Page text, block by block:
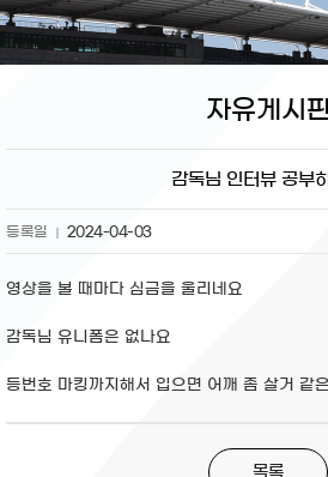
자유게시
감독님 인터뷰 공부
등록일 2024-04-03
영상을 볼 때마다 심금을 울리네요
감독님 유니폼은 없나요
등번호 마킹까지해서 입으면 어깨 좀 살거 같은
목록